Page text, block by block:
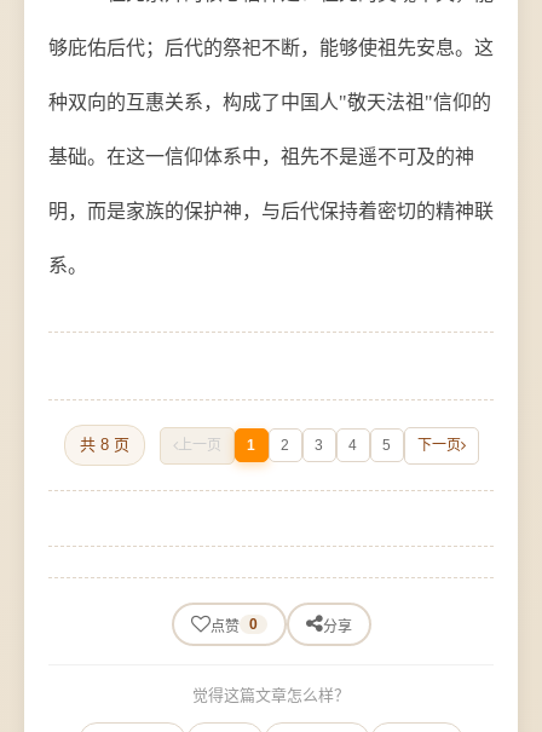
够庇佑后代；后代的祭祀不断，能够使祖先安息。这
种双向的互惠关系，构成了中国人"敬天法祖"信仰的
基础。在这一信仰体系中，祖先不是遥不可及的神
明，而是家族的保护神，与后代保持着密切的精神联
系。
共 8 页 上一页 1 2 3 4 5 下一页
点赞 0 分享
觉得这篇文章怎么样？